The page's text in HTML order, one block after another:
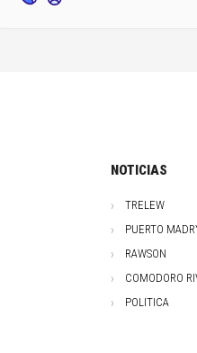
NOTICIAS
TRELEW
PUERTO
RAWSON
COMODORO
POLITICA